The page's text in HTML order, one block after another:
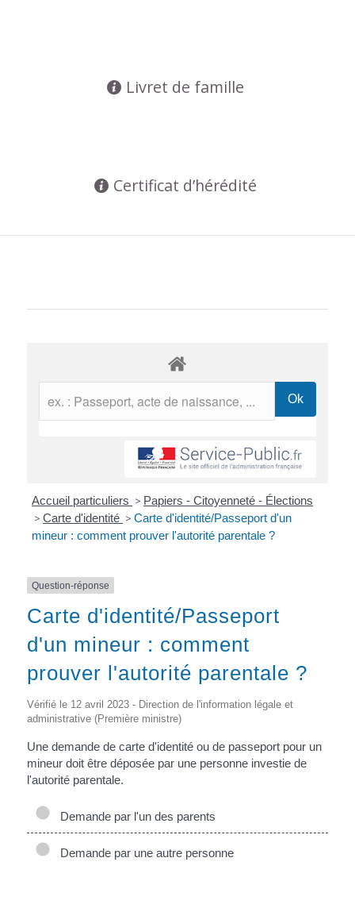
Livret de famille
Certificat d’hérédité
Accueil particuliers > Papiers - Citoyenneté - Élections
> Carte d'identité > Carte d'identité/Passeport d'un
mineur : comment prouver l'autorité parentale ?
Question-réponse
Carte d'identité/Passeport
d'un mineur : comment
prouver l'autorité parentale ?
Vérifié le 12 avril 2023 - Direction de l'information légale et
administrative (Première ministre)
Une demande de carte d'identité ou de passeport pour un
mineur doit être déposée par une personne investie de
l'autorité parentale.
Demande par l'un des parents
Demande par une autre personne